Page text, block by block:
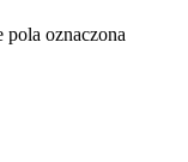
oznaczona